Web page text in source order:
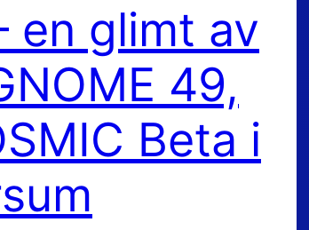
en glimt av
49,
Beta i